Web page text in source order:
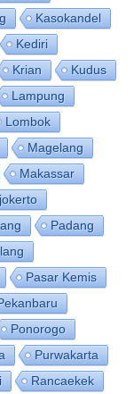
Kasokandel
Kediri
Krian
Kudus
Lampung
Lombok
Magelang
Makassar
Padang
Pasar Kemis
Ponorogo
Purwakarta
Rancaekek